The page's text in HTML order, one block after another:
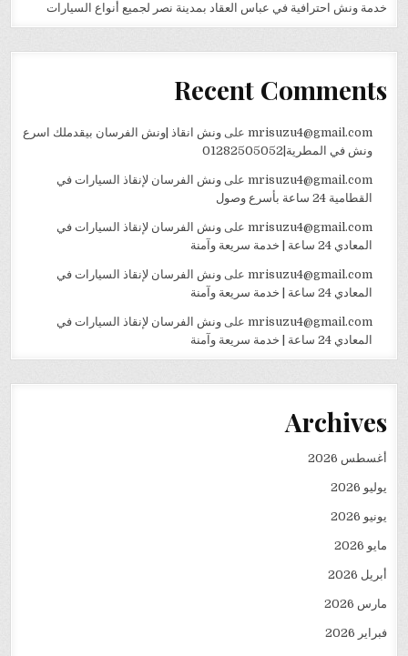
خدمة ونش احترافية في عباس العقاد بمدينة نصر لجميع أنواع السيارات
Recent Comments
mrisuzu4@gmail.comعلى ونش انقاذ |ونش الفرسان بيقدملك اسرع
ونش في المطرية|01282505052
mrisuzu4@gmail.comعلى ونش الفرسان لإنقاذ السيارات في
القطامية 24 ساعة بأسرع وصول
mrisuzu4@gmail.comعلى ونش الفرسان لإنقاذ السيارات في
المعادي 24 ساعة | خدمة سريعة وآمنة
mrisuzu4@gmail.comعلى ونش الفرسان لإنقاذ السيارات في
المعادي 24 ساعة | خدمة سريعة وآمنة
mrisuzu4@gmail.comعلى ونش الفرسان لإنقاذ السيارات في
المعادي 24 ساعة | خدمة سريعة وآمنة
Archives
أغسطس 2026
يوليو 2026
يونيو 2026
مايو 2026
أبريل 2026
مارس 2026
فبراير 2026